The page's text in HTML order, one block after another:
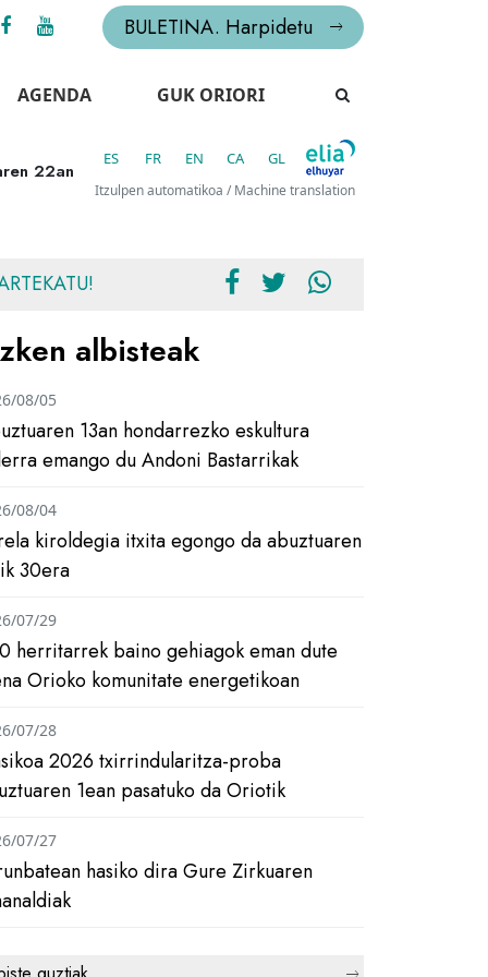
BULETINA. Harpidetu
AGENDA GUK ORIORI
22an
ES FR EN CA GL
Itzulpen automatikoa / Machine translation
albisteak
13an hondarrezko eskultura
emango du Andoni Bastarrikak
08/05
kiroldegia itxita egongo da abuztuaren
30era
08/04
herritarrek baino gehiagok eman dute
Orioko komunitate energetikoan
07/29
2026 txirrindularitza-proba
1ean pasatuko da Oriotik
07/28
hasiko dira Gure Zirkuaren
07/27